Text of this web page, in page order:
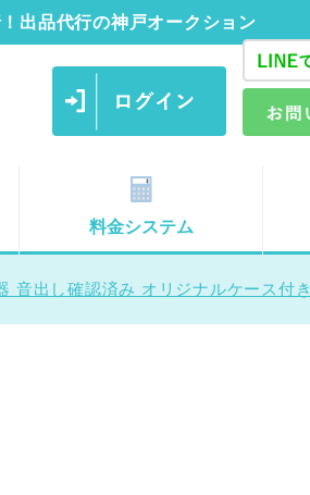
出品代行の神戸オークション
料金システム
音出し確認済み オリジナルケース付き